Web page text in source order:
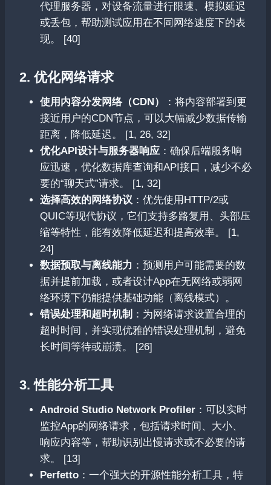
代理服务器，对设备流量进行限速、模拟延迟
或丢包，帮助测试应用在不同网络速度下的表
现。 [40]
2. 优化网络请求
使用内容分发网络（CDN）
：将内容部署到更
接近用户的CDN节点，可以大幅减少数据传输
距离，降低延迟。 [1, 26, 32]
优化API设计与服务器响应 ：确保后端服务响
应迅速，优化数据库查询和API接口，减少不必
要的“聊天式”请求。 [1, 32]
选择高效的网络协议 ：优先使用HTTP/2或
QUIC等现代协议，它们支持多路复用、头部压
缩等特性，能有效降低延迟和提高效率。 [1,
24]
数据预取与离线能力 ：预测用户可能需要的数
据并提前加载，或者设计App在无网络或弱网
络环境下仍能提供基础功能（离线模式）。
错误处理和超时机制 ：为网络请求设置合理的
超时时间，并实现优雅的错误处理机制，避免
长时间等待或崩溃。 [26]
3. 性能分析工具
Android Studio Network Profiler ：可以实时
监控App的网络请求，包括请求时间、大小、
响应内容等，帮助识别出慢请求或不必要的请
求。 [13]
Perfetto ：一个强大的开源性能分析工具，特